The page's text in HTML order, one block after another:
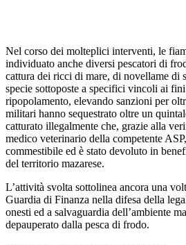
Nel corso dei molteplici interventi, le
individuato anche diversi pescatori di
cattura dei ricci di mare, di novellame di
specie sottoposte a specifici vincoli ai
ripopolamento, elevando sanzioni per
militari hanno sequestrato oltre un
catturato illegalmente che, grazie alla
medico veterinario della competente
commestibile ed è stato devoluto in
del territorio mazarese.
L’attività svolta sottolinea ancora una
Guardia di Finanza nella difesa della
onesti ed a salvaguardia dell’ambiente
depauperato dalla pesca di frodo.